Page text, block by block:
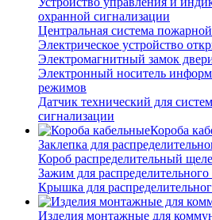
охранной сигнализации
Центральная система
Электрическое устройство
Электромагнитный замок
Электронный носитель
режимов
Датчик технический для
сигнализации
Короба
Заклепка для
Короб распределительный
Зажим для
Крышка для
Изделия монтажные для